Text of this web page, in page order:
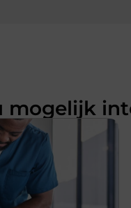
mogelijk